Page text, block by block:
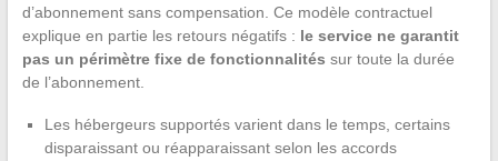
d’abonnement sans compensation. Ce modèle contractuel
explique en partie les retours négatifs : le service ne garantit
pas un périmètre fixe de fonctionnalités sur toute la durée
de l’abonnement.
Les hébergeurs supportés varient dans le temps, certains
disparaissant ou réapparaissant selon les accords